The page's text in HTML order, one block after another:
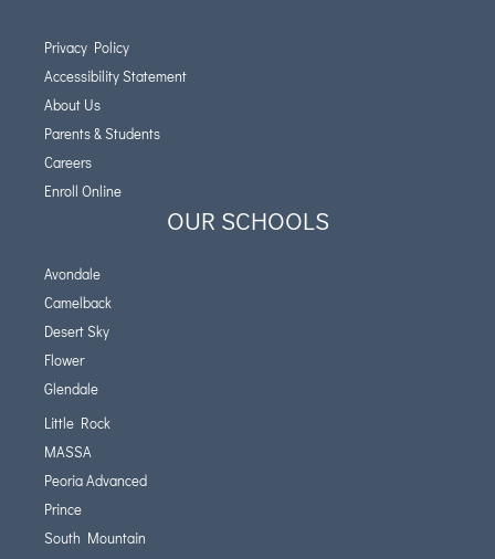
Privacy Policy
Accessibility Statement
About Us
Parents & Students
Careers
Enroll Online
OUR SCHOOLS
Avondale
Camelback
Desert Sky
Flower
Glendale
Little Rock
MASSA
Peoria Advanced
Prince
South Mountain